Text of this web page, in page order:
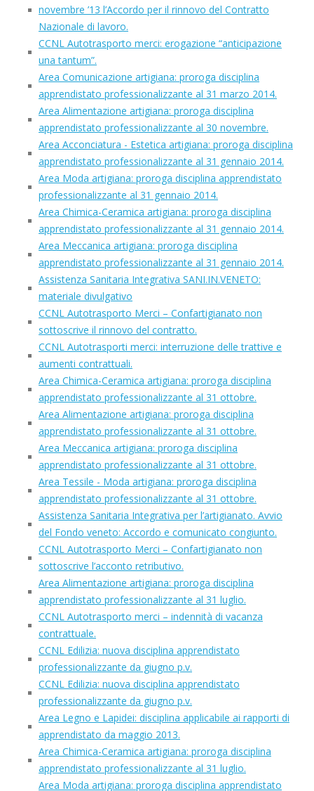
novembre ’13 l’Accordo per il rinnovo del Contratto
Nazionale di lavoro.
CCNL Autotrasporto merci: erogazione “anticipazione
una tantum”.
Area Comunicazione artigiana: proroga disciplina
apprendistato professionalizzante al 31 marzo 2014.
Area Alimentazione artigiana: proroga disciplina
apprendistato professionalizzante al 30 novembre.
Area Acconciatura - Estetica artigiana: proroga disciplina
apprendistato professionalizzante al 31 gennaio 2014.
Area Moda artigiana: proroga disciplina apprendistato
professionalizzante al 31 gennaio 2014.
Area Chimica-Ceramica artigiana: proroga disciplina
apprendistato professionalizzante al 31 gennaio 2014.
Area Meccanica artigiana: proroga disciplina
apprendistato professionalizzante al 31 gennaio 2014.
Assistenza Sanitaria Integrativa SANI.IN.VENETO:
materiale divulgativo
CCNL Autotrasporto Merci – Confartigianato non
sottoscrive il rinnovo del contratto.
CCNL Autotrasporti merci: interruzione delle trattive e
aumenti contrattuali.
Area Chimica-Ceramica artigiana: proroga disciplina
apprendistato professionalizzante al 31 ottobre.
Area Alimentazione artigiana: proroga disciplina
apprendistato professionalizzante al 31 ottobre.
Area Meccanica artigiana: proroga disciplina
apprendistato professionalizzante al 31 ottobre.
Area Tessile - Moda artigiana: proroga disciplina
apprendistato professionalizzante al 31 ottobre.
Assistenza Sanitaria Integrativa per l’artigianato. Avvio
del Fondo veneto: Accordo e comunicato congiunto.
CCNL Autotrasporto Merci – Confartigianato non
sottoscrive l’acconto retributivo.
Area Alimentazione artigiana: proroga disciplina
apprendistato professionalizzante al 31 luglio.
CCNL Autotrasporto merci – indennità di vacanza
contrattuale.
CCNL Edilizia: nuova disciplina apprendistato
professionalizzante da giugno p.v.
CCNL Edilizia: nuova disciplina apprendistato
professionalizzante da giugno p.v.
Area Legno e Lapidei: disciplina applicabile ai rapporti di
apprendistato da maggio 2013.
Area Chimica-Ceramica artigiana: proroga disciplina
apprendistato professionalizzante al 31 luglio.
Area Moda artigiana: proroga disciplina apprendistato